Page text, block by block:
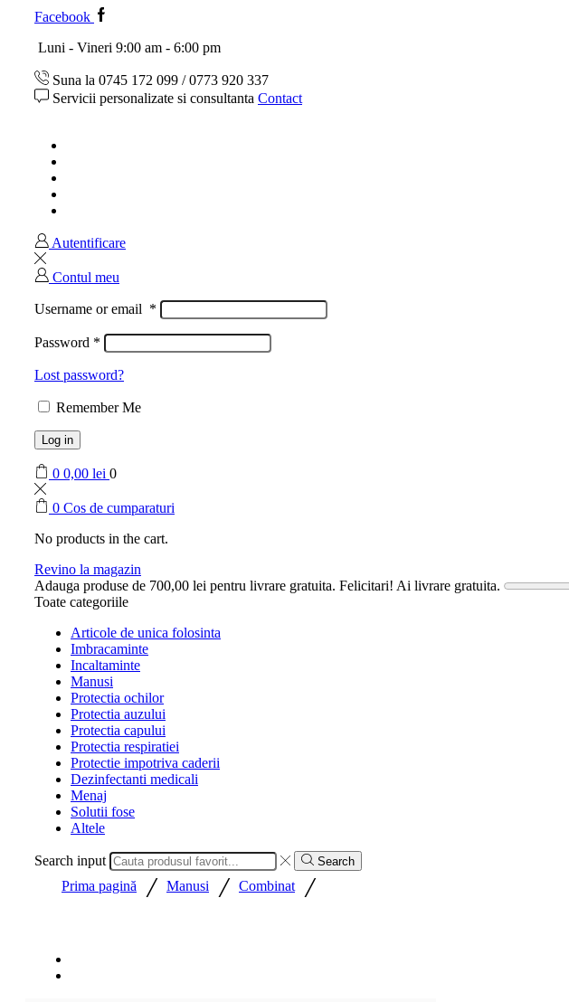
Facebook
Luni - Vineri 9:00 am - 6:00 pm
Suna la 0745 172 099 / 0773 920 337
Servicii personalizate si consultanta Contact
Autentificare
Contul meu
Username or email *
Password *
Lost password?
Remember Me
Log in
0 0,00 lei 0
0 Cos de cumparaturi
No products in the cart.
Revino la magazin
Adauga produse de 700,00 lei pentru livrare gratuita. Felicitari! Ai livrare gratuita.
Toate categoriile
Articole de unica folosinta
Imbracaminte
Incaltaminte
Manusi
Protectia ochilor
Protectia auzului
Protectia capului
Protectia respiratiei
Protectie impotriva caderii
Dezinfectanti medicali
Menaj
Solutii fose
Altele
Search input Search
Prima pagină / Manusi / Combinat /